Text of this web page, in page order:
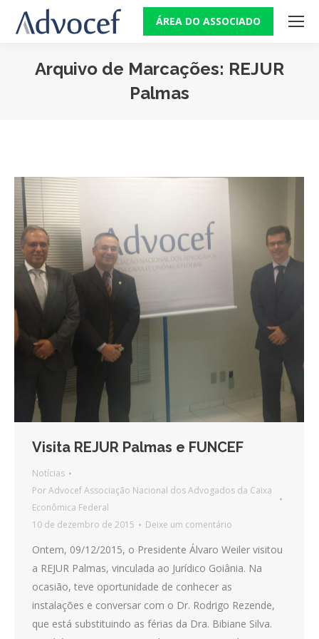
ÁREA DO ASSOCIADO
Arquivo de Marcações: REJUR
Palmas
Visita REJUR Palmas e FUNCEF
Notícias
PorAdvocef Associação Nacional dos Advogados da Caixa
Econômica Federal
10 de dezembro de 2015
Deixe um comentário
Ontem, 09/12/2015, o Presidente Álvaro Weiler visitou
a REJUR Palmas, vinculada ao Jurídico Goiânia. Na
ocasião, teve oportunidade de conhecer as
instalações e conversar com o Dr. Rodrigo Rezende,
que está substituindo as férias da Dra. Bibiane Silva.